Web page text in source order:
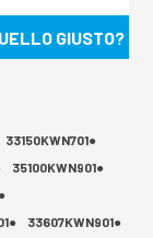
GIUSTO?
33150KWN701●
35100KWN901●
33607KWN901●